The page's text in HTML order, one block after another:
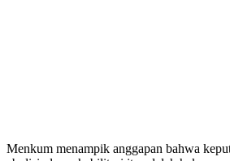
Menkum menampik anggapan bahwa